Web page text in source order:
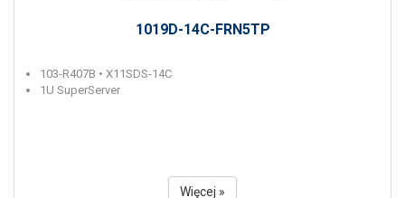
1019D-14C-FRN5TP
103-R407B • X11SDS-14C
1U SuperServer
Więcej »